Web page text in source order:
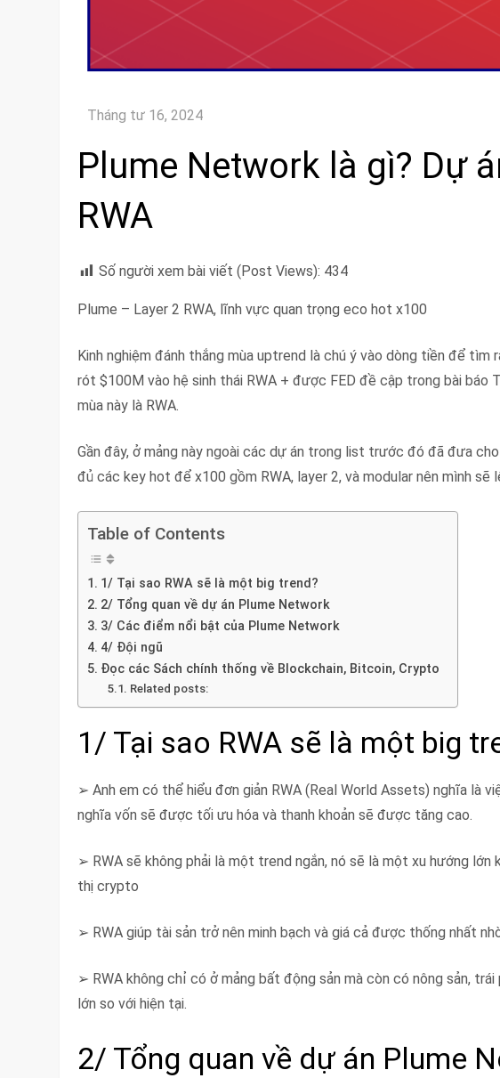
Plume Network là gì? Dự
RWA
Số người xem bài viết (Post Views): 434
Plume – Layer 2 RWA, lĩnh vực quan trọng eco hot x100
Kinh nghiệm đánh thắng mùa uptrend là chú ý vào dòng tiền để
rót $100M vào hệ sinh thái RWA + được FED đề cập trong bài báo
mùa này là RWA.
Gần đây, ở mảng này ngoài các dự án trong list trước đó đã đưa
đủ các key hot để x100 gồm RWA, layer 2, và modular nên mình sẽ
Table of Contents
1/ Tại sao RWA sẽ là một big trend?
2/ Tổng quan về dự án Plume Network
3/ Các điểm nổi bật của Plume Network
4/ Đội ngũ
Đọc các Sách chính thống về Blockchain, Bitcoin, Crypto
Related posts:
1/ Tại sao RWA sẽ là một big
➢ Anh em có thể hiểu đơn giản RWA (Real World Assets) nghĩa là
nghĩa vốn sẽ được tối ưu hóa và thanh khoản sẽ được tăng cao.
➢ RWA sẽ không phải là một trend ngắn, nó sẽ là một xu hướng
thị crypto
➢ RWA giúp tài sản trở nên minh bạch và giá cả được thống nhất
➢ RWA không chỉ có ở mảng bất động sản mà còn có nông sản,
lớn so với hiện tại.
2/ Tổng quan về dự án Plume